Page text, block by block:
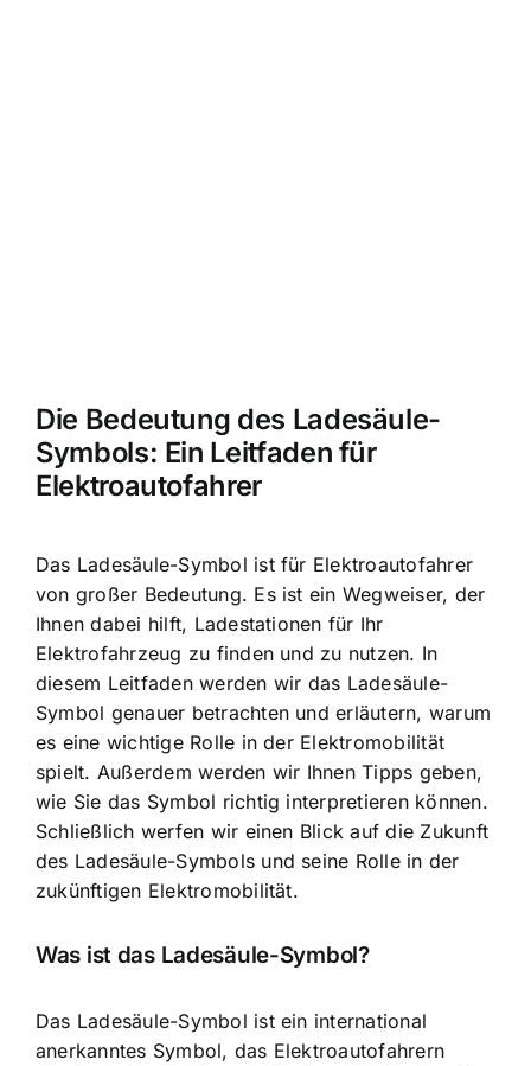
Die Bedeutung des Ladesäule-
Symbols: Ein Leitfaden für
Elektroautofahrer
Das Ladesäule-Symbol ist für Elektroautofahrer
von großer Bedeutung. Es ist ein Wegweiser, der
Ihnen dabei hilft, Ladestationen für Ihr
Elektrofahrzeug zu finden und zu nutzen. In
diesem Leitfaden werden wir das Ladesäule-
Symbol genauer betrachten und erläutern, warum
es eine wichtige Rolle in der Elektromobilität
spielt. Außerdem werden wir Ihnen Tipps geben,
wie Sie das Symbol richtig interpretieren können.
Schließlich werfen wir einen Blick auf die Zukunft
des Ladesäule-Symbols und seine Rolle in der
zukünftigen Elektromobilität.
Was ist das Ladesäule-Symbol?
Das Ladesäule-Symbol ist ein international
anerkanntes Symbol, das Elektroautofahrern